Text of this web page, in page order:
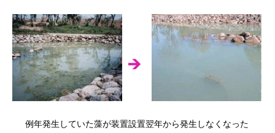
例年発生していた藻が装置設置翌年から発生しなくなった